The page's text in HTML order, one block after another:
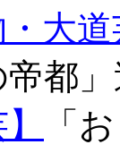
・大
都」
「